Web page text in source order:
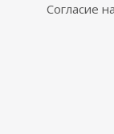
Согласие